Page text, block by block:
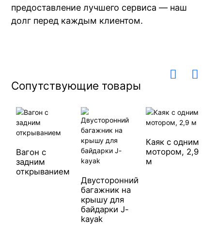
предоставление лучшего сервиса — наш
долг перед каждым клиентом.
Сопутствующие товары
Вагон с
задним
открыванием
Двусторонний
багажник на
крышу для
байдарки J-
kayak
Каяк с одним
мотором, 2,9
м